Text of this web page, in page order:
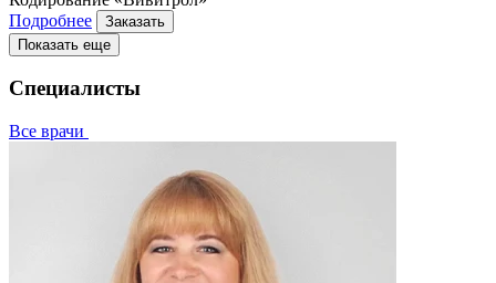
Подробнее
Заказать
Показать еще
Специалисты
Все врачи